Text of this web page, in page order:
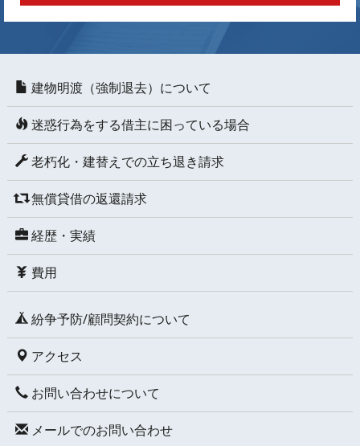
建物明渡（強制退去）について
迷惑行為をする借主に困っている場合
老朽化・建替えでの立ち退き請求
無償貸借の返還請求
経歴・実績
費用
紛争予防/顧問契約について
アクセス
お問い合わせについて
メールでのお問い合わせ